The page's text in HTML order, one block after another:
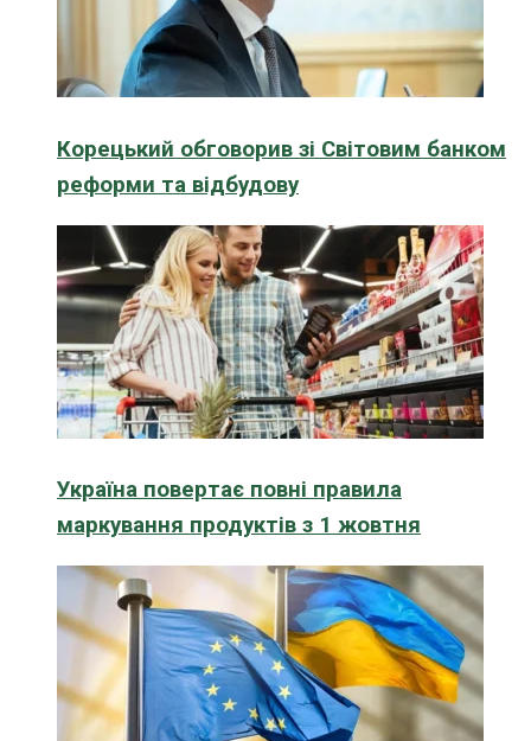
Корецький обговорив зі Світовим банком
реформи та відбудову
Україна повертає повні правила
маркування продуктів з 1 жовтня